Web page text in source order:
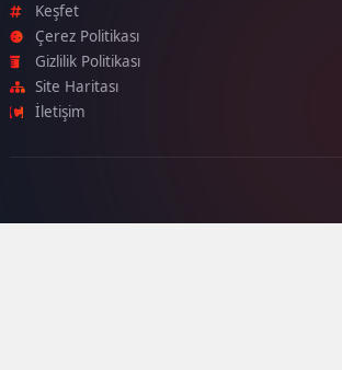
Keşfet
Çerez Politikası
Gizlilik Politikası
Site Haritası
İletişim